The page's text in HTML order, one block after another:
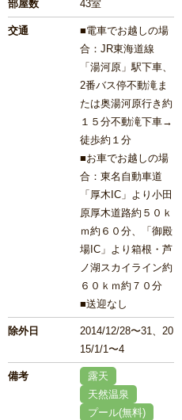
部屋数 43室
交通
■電車でお越しの場
合：JR東海道線
「湯河原」駅下車、
2番バス停不動滝ま
たは奥湯河原行き約
１５分不動滝下車→
徒歩約１分
■お車でお越しの場
合：東名自動車道
「厚木IC」より小田
原厚木道路約５０ｋ
ｍ約６０分、「御殿
場IC」より箱根・芦
ノ湖スカイライン約
６０ｋｍ約７０分
■送迎なし
除外日
2014/12/28〜31、20
15/1/1〜4
備考
露天
天然温泉
プール(無料)